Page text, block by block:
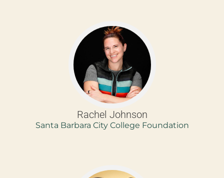
Rachel Johnson
Santa Barbara City College Foundation